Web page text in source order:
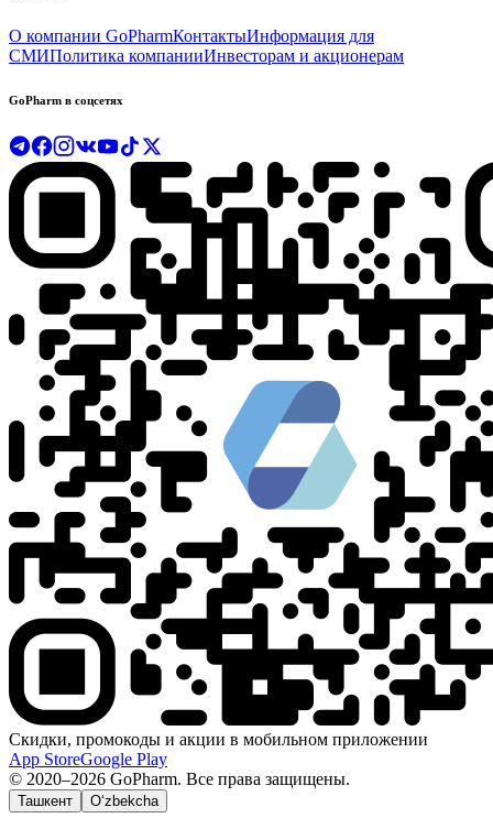
О компании GoPharmКонтактыИнформация для
СМИПолитика компанииИнвесторам и акционерам
GoPharm в соцсетях
Скидки, промокоды и акции в мобильном приложении
App StoreGoogle Play
© 2020–2026 GoPharm. Все права защищены.
Ташкент O‘zbekcha